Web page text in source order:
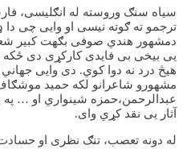
سیاه سنګ وروسته له انګلیسی،
ترجمو ته ګوته نیسی او وایی چی
دمشهور هندي صوفی بګهت کبیر
یی بیخی بی فایدی کارکړی دی ځکه
هیڅ درد نه دوا کوي. دی وایی
مشهورو شاعرانو لکه حمید
عبدالرحمن،حمزه شینواري او …
آثار یی نقد کړي وای.
له دونه تعصب، تنګ نظری او